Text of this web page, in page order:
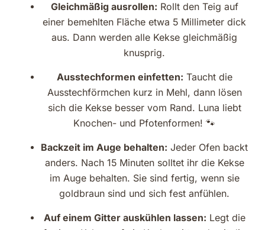
Gleichmäßig ausrollen: Rollt den Teig auf
einer bemehlten Fläche etwa 5 Millimeter dick
aus. Dann werden alle Kekse gleichmäßig
knusprig.
Ausstechformen einfetten: Taucht die
Ausstechförmchen kurz in Mehl, dann lösen
sich die Kekse besser vom Rand. Luna liebt
Knochen- und Pfotenformen! 🐾
Backzeit im Auge behalten: Jeder Ofen backt
anders. Nach 15 Minuten solltet ihr die Kekse
im Auge behalten. Sie sind fertig, wenn sie
goldbraun sind und sich fest anfühlen.
Auf einem Gitter auskühlen lassen: Legt die